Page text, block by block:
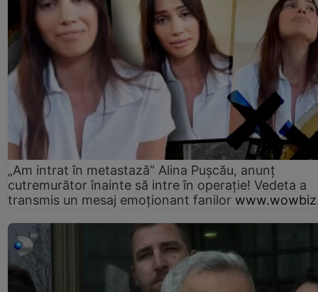
„Am intrat în metastază” Alina Pușcău, anunț
cutremurător înainte să intre în operație! Vedeta a
transmis un mesaj emoționant fanilor